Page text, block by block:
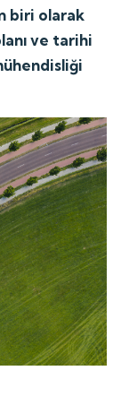
biri olarak
ve tarihi